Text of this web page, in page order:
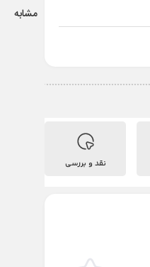
نقد و بررسی
مشابه